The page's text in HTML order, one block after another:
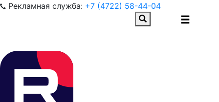
Рекламная служба: +7 (4722) 58-44-04